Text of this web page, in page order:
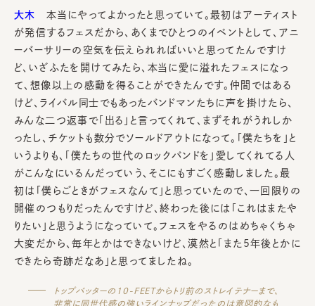
大木
本当にやってよかったと思っていて。最初はアーティスト
が発信するフェスだから、あくまでひとつのイベントとして、アニ
ーバーサリーの空気を伝えられればいいと思ってたんですけ
ど、いざふたを開けてみたら、本当に愛に溢れたフェスになっ
て、想像以上の感動を得ることができたんです。仲間ではある
けど、ライバル同士でもあったバンドマンたちに声を掛けたら、
みんな二つ返事で「出る」と言ってくれて、まずそれがうれしか
ったし、チケットも数分でソールドアウトになって。「僕たちを」と
いうよりも、「僕たちの世代のロックバンドを」愛してくれてる人
がこんなにいるんだっていう、そこにもすごく感動しました。最
初は「僕らごときがフェスなんて」と思っていたので、一回限りの
開催のつもりだったんですけど、終わった後には「これはまたや
りたい」と思うようになっていて。フェスをやるのはめちゃくちゃ
大変だから、毎年とかはできないけど、漠然と「また5年後とかに
できたら奇跡だなあ」と思ってましたね。
トップバッターの10-FEETからトリ前のストレイテナーまで、
非常に同世代感の強いラインナップだったのは意図的なも